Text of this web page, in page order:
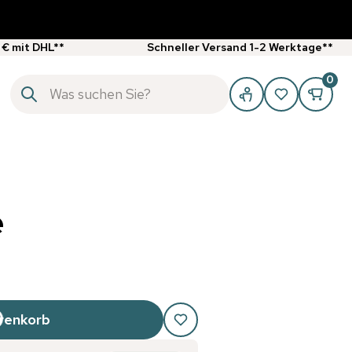
mit DHL** Schneller Versand 1-2 Werktage**
0